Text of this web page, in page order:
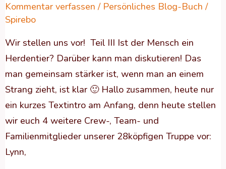
Kommentar verfassen / Persönliches Blog-Buch /
Spirebo
Wir stellen uns vor! Teil III Ist der Mensch ein
Herdentier? Darüber kann man diskutieren! Das
man gemeinsam stärker ist, wenn man an einem
Strang zieht, ist klar 🙂 Hallo zusammen, heute nur
ein kurzes Textintro am Anfang, denn heute stellen
wir euch 4 weitere Crew-, Team- und
Familienmitglieder unserer 28köpfigen Truppe vor:
Lynn,